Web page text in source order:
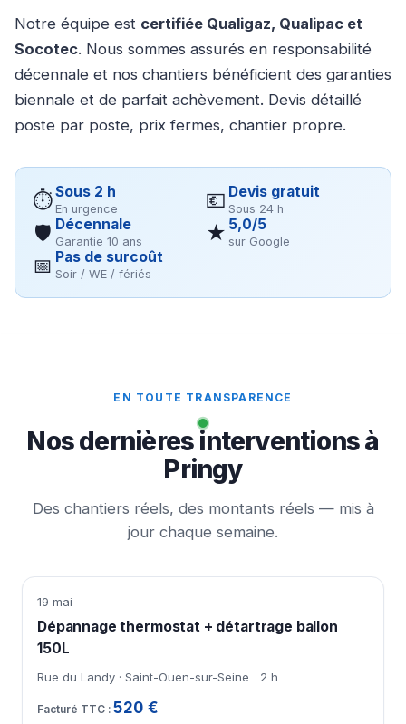
Notre équipe est certifiée Qualigaz, Qualipac et
Socotec. Nous sommes assurés en responsabilité
décennale et nos chantiers bénéficient des garanties
biennale et de parfait achèvement. Devis détaillé
poste par poste, prix fermes, chantier propre.
⏱Sous 2 h
En urgence 💶 Devis gratuit
Sous 24 h
🛡 Décennale
Garantie 10 ans ★ 5,0/5
sur Google
📅 Pas de surcoût
Soir / WE / fériés
EN TOUTE TRANSPARENCE
Nos dernières interventions à
Pringy
Des chantiers réels, des montants réels — mis à
jour chaque semaine.
19 mai
Dépannage thermostat + détartrage ballon
150L
Rue du Landy · Saint-Ouen-sur-Seine 2 h
520 €